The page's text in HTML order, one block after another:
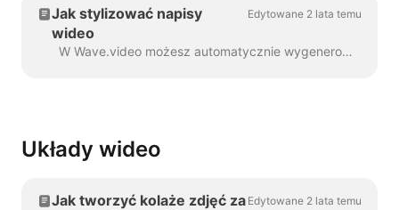
Jak stylizować napisy
wideo
Edytowane 2 lata temu
W Wave.video możesz automatycznie wygenerować napisy do swoich filmów lub przesłać plik .srt lub .vtt. Po dodaniu napisów do wideo, można nadać im styl...
Układy wideo
Jak tworzyć kolaże zdjęć za Edytowane 2 lata temu